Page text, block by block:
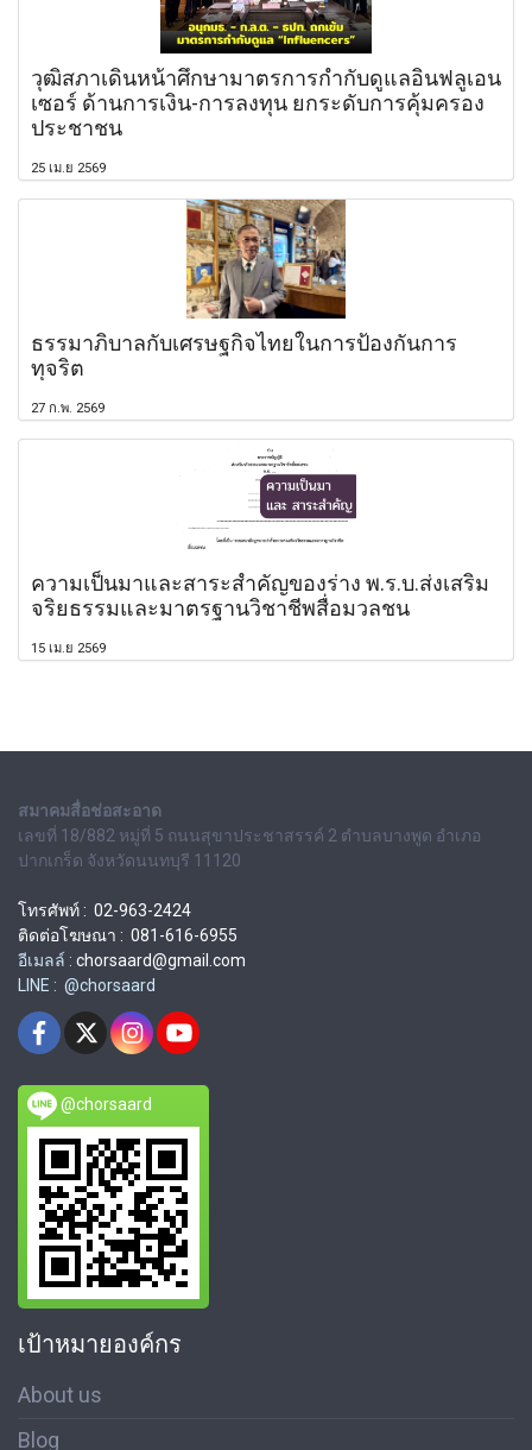
วุฒิสภาเดินหน้าศึกษามาตรการกำกับดูแลอินฟลูเอน
เซอร์ ด้านการเงิน-การลงทุน ยกระดับการคุ้มครอง
ประชาชน
25 เม.ย 2569
ธรรมาภิบาลกับเศรษฐกิจไทยในการป้องกันการ
ทุจริต
27 ก.พ. 2569
ความเป็นมาและสาระสำคัญของร่าง พ.ร.บ.ส่งเสริม
จริยธรรมและมาตรฐานวิชาชีพสื่อมวลชน
15 เม.ย 2569
สมาคมสื่อช่อสะอาด
เลขที่ 18/882 หมู่ที่ 5 ถนนสุขาประชาสรรค์ 2 ตำบลบางพูด อำเภอ
ปากเกร็ด จังหวัดนนทบุรี 11120
โทรศัพท์ : 02-963-2424
ติดต่อโฆษณา : 081-616-6955
อีเมลล์ : chorsaard@gmail.com
LINE : @chorsaard
@chorsaard
เป้าหมายองค์กร
About us
Blog